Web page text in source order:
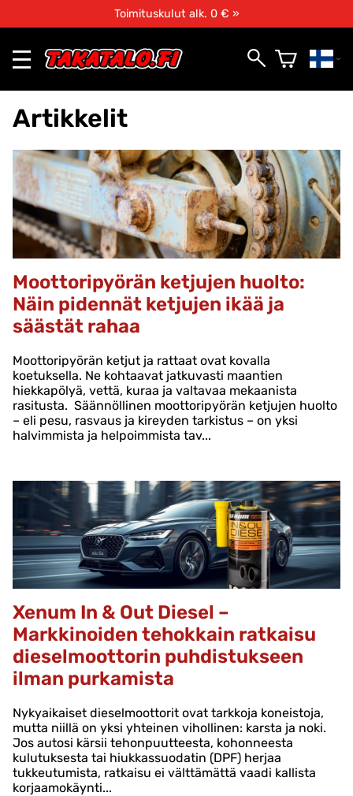
Toimituskulut alk. 0 € »
Artikkelit
Moottoripyörän ketjujen huolto:
Näin pidennät ketjujen ikää ja
säästät rahaa
Moottoripyörän ketjut ja rattaat ovat kovalla
koetuksella. Ne kohtaavat jatkuvasti maantien
hiekkapölyä, vettä, kuraa ja valtavaa mekaanista
rasitusta. Säännöllinen moottoripyörän ketjujen huolto
– eli pesu, rasvaus ja kireyden tarkistus – on yksi
halvimmista ja helpoimmista tav...
Xenum In & Out Diesel –
Markkinoiden tehokkain ratkaisu
dieselmoottorin puhdistukseen
ilman purkamista
Nykyaikaiset dieselmoottorit ovat tarkkoja koneistoja,
mutta niillä on yksi yhteinen vihollinen: karsta ja noki.
Jos autosi kärsii tehonpuutteesta, kohonneesta
kulutuksesta tai hiukkassuodatin (DPF) herjaa
tukkeutumista, ratkaisu ei välttämättä vaadi kallista
korjaamokäynti...